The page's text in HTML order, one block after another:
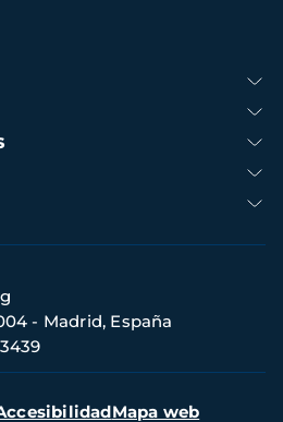
- Madrid, España
Mapa web